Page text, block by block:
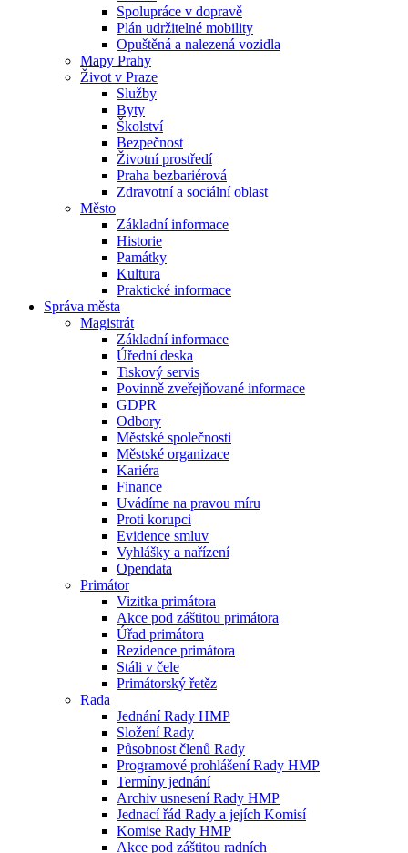
Spolupráce v dopravě
Plán udržitelné mobility
Opuštěná a nalezená vozidla
Mapy Prahy
Život v Praze
Služby
Byty
Školství
Bezpečnost
Životní prostředí
Praha bezbariérová
Zdravotní a sociální oblast
Město
Základní informace
Historie
Památky
Kultura
Praktické informace
Správa města
Magistrát
Základní informace
Úřední deska
Tiskový servis
Povinně zveřejňované informace
GDPR
Odbory
Městské společnosti
Městské organizace
Kariéra
Finance
Uvádíme na pravou míru
Proti korupci
Evidence smluv
Vyhlášky a nařízení
Opendata
Primátor
Vizitka primátora
Akce pod záštitou primátora
Úřad primátora
Rezidence primátora
Stáli v čele
Primátorský řetěz
Rada
Jednání Rady HMP
Složení Rady
Působnost členů Rady
Programové prohlášení Rady HMP
Termíny jednání
Archiv usnesení Rady HMP
Jednací řád Rady a jejích Komisí
Komise Rady HMP
Akce pod záštitou radních